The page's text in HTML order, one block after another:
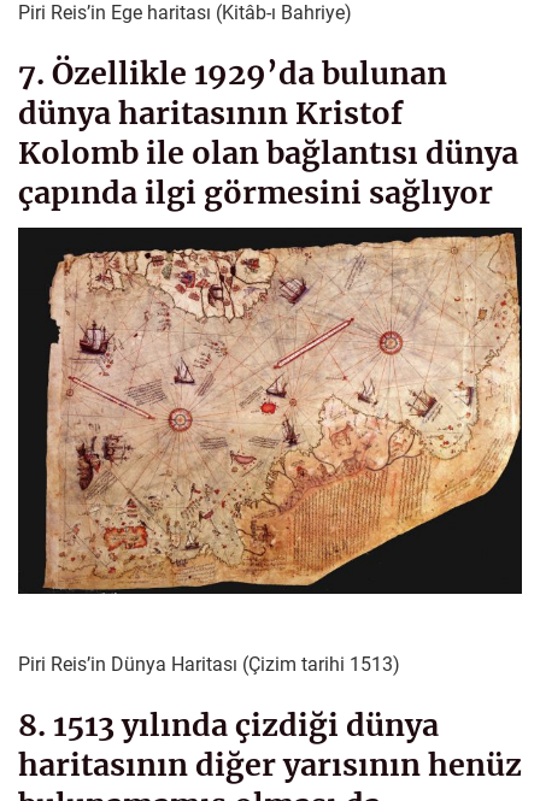
Piri Reis’in Ege haritası (Kitâb-ı Bahriye)
7. Özellikle 1929’da bulunan
dünya haritasının Kristof
Kolomb ile olan bağlantısı dünya
çapında ilgi görmesini sağlıyor
Piri Reis’in Dünya Haritası (Çizim tarihi 1513)
8. 1513 yılında çizdiği dünya
haritasının diğer yarısının henüz